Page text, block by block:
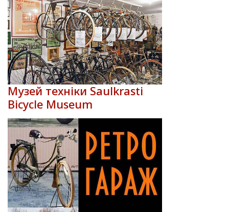
Музей техніки Saulkrasti
Bicycle Museum